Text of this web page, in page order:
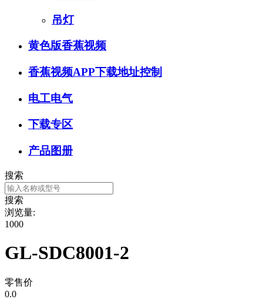
吊灯
黄色版香蕉视频
香蕉视频APP下载地址控制
电工电气
下载专区
产品图册
搜索
搜索
浏览量:
1000
GL-SDC8001-2
零售价
0.0